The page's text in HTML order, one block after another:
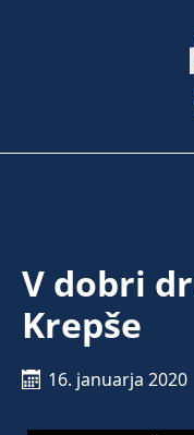
V dobri
Krepše
16. januarja 2020